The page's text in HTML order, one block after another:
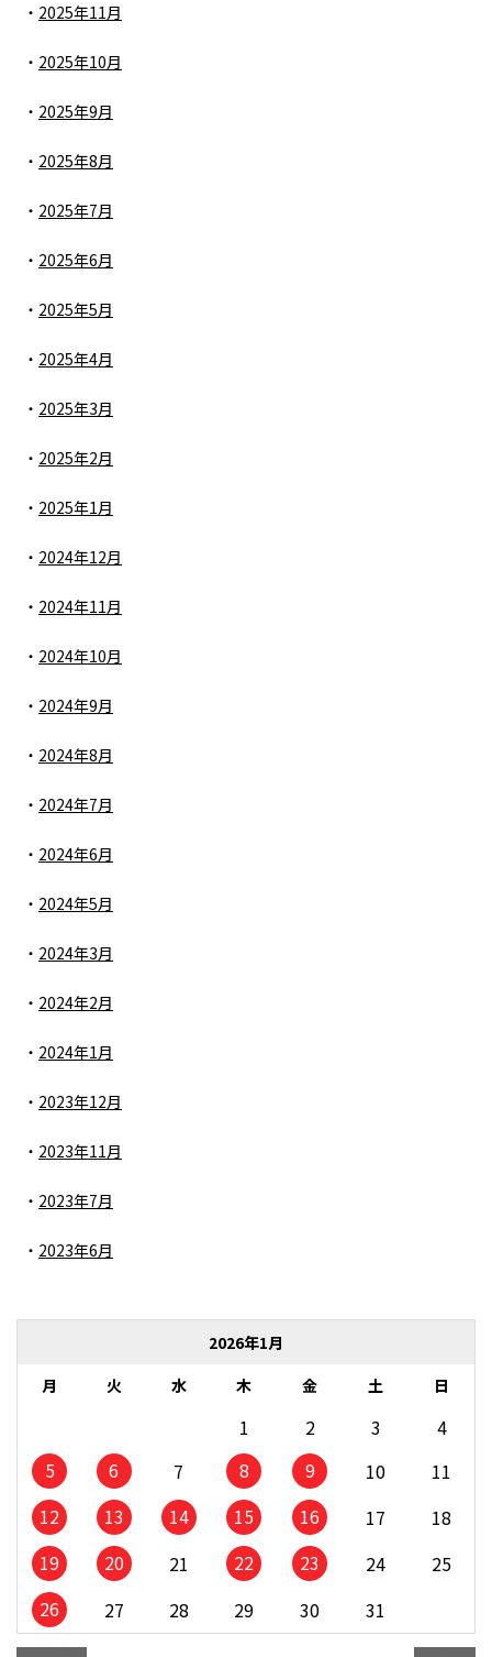
2025年11月
2025年10月
2025年9月
2025年8月
2025年7月
2025年6月
2025年5月
2025年4月
2025年3月
2025年2月
2025年1月
2024年12月
2024年11月
2024年10月
2024年9月
2024年8月
2024年7月
2024年6月
2024年5月
2024年3月
2024年2月
2024年1月
2023年12月
2023年11月
2023年7月
2023年6月
2026年1月
月
火 水 木 金 土 日
1 2 3
4
5
6 7 8 9 10
11
12
13 14 15 16 17
18
19
20 21 22 23 24
25
26
27 28 29 30 31